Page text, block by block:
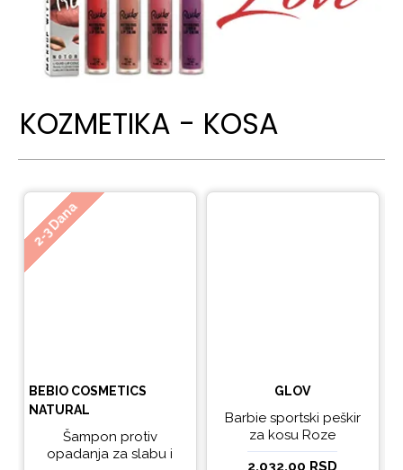
KOZMETIKA - KOSA
2-3 Dana
BEBIO COSMETICS
NATURAL
Šampon protiv
opadanja za slabu i
GLOV
Barbie sportski peškir
za kosu Roze
2.032,00 RSD